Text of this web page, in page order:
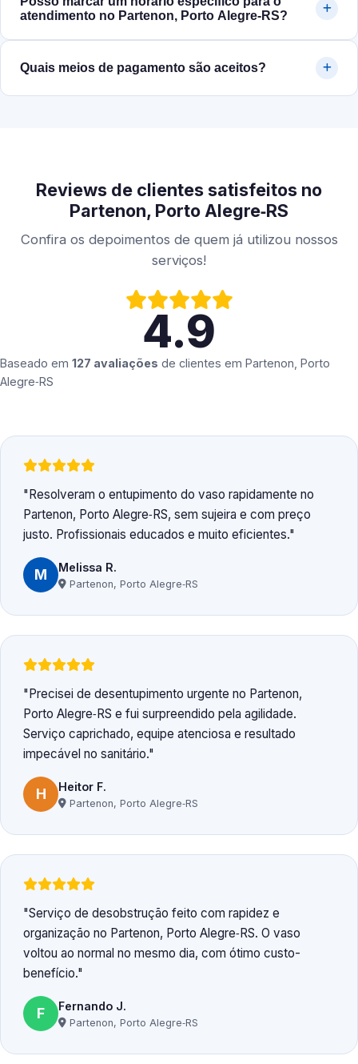
atendimento no Partenon, Porto Alegre‑RS?
Quais meios de pagamento são aceitos?
Reviews de clientes satisfeitos no
Partenon, Porto Alegre‑RS
Confira os depoimentos de quem já utilizou nossos
serviços!
4.9
Baseado em 127 avaliações de clientes em Partenon, Porto
Alegre‑RS
Resolveram o entupimento do vaso rapidamente no
Partenon, Porto Alegre‑RS, sem sujeira e com preço
justo. Profissionais educados e muito eficientes.
M Melissa R.
Partenon, Porto Alegre‑RS
Precisei de desentupimento urgente no Partenon,
Porto Alegre‑RS e fui surpreendido pela agilidade.
Serviço caprichado, equipe atenciosa e resultado
impecável no sanitário.
H Heitor F.
Partenon, Porto Alegre‑RS
Serviço de desobstrução feito com rapidez e
organização no Partenon, Porto Alegre‑RS. O vaso
voltou ao normal no mesmo dia, com ótimo custo-
benefício.
F Fernando J.
Partenon, Porto Alegre‑RS